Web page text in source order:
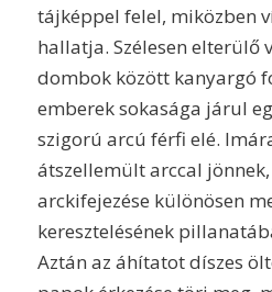
tájképpel felel, miközben
hallatja. Szélesen elterülő
dombok között kanyargó
emberek sokasága járul
szigorú arcú férfi elé.
átszellemült arccal
arckifejezése különösen
keresztelésének
Aztán az áhítatot díszes